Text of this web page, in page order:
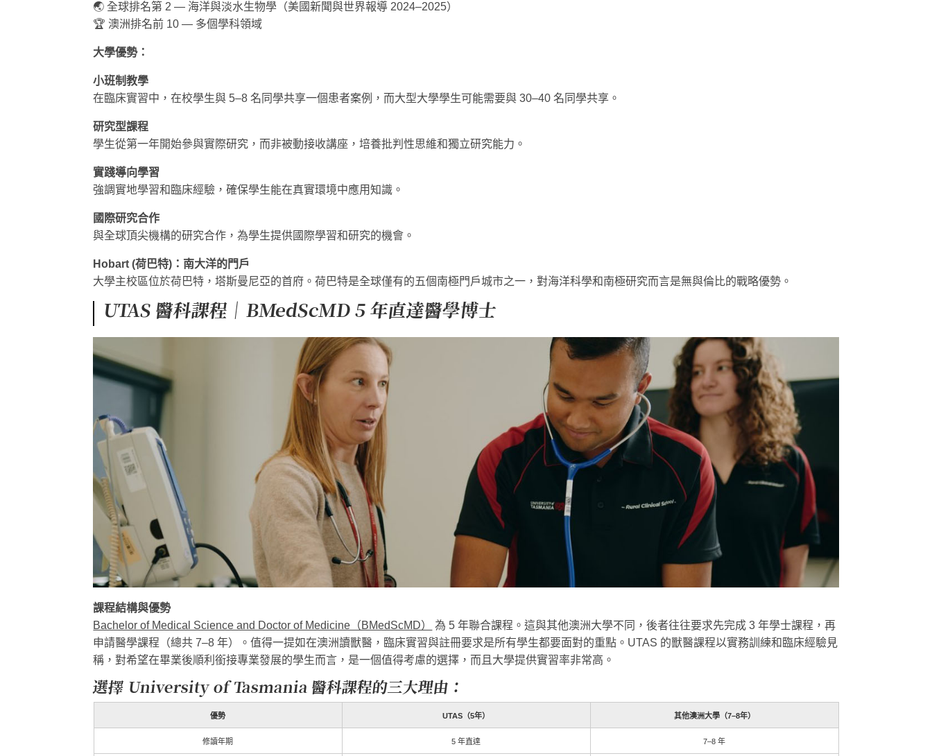
🌏 全球排名第 2 — 海洋與淡水生物學（美國新聞與世界報導 2024–2025）
🏆 澳洲排名前 10 — 多個學科領域
大學優勢：
小班制教學
在臨床實習中，在校學生與 5–8 名同學共享一個患者案例，而大型大學學生可能需要與 30–40 名同學共享。
研究型課程
學生從第一年開始參與實際研究，而非被動接收講座，培養批判性思維和獨立研究能力。
實踐導向學習
強調實地學習和臨床經驗，確保學生能在真實環境中應用知識。
國際研究合作
與全球頂尖機構的研究合作，為學生提供國際學習和研究的機會。
Hobart (荷巴特)：南大洋的門戶
大學主校區位於荷巴特，塔斯曼尼亞的首府。荷巴特是全球僅有的五個南極門戶城市之一，對海洋科學和南極研究而言是無與倫比的戰略優勢。
UTAS 醫科課程｜BMedScMD 5 年直達醫學博士
課程結構與優勢
Bachelor of Medical Science and Doctor of Medicine（BMedScMD）
為 5 年聯合課程。這與其他澳洲大學不同，後者往往要求先完成 3 年學士課程，再
申請醫學課程（總共 7–8 年）。值得一提如在澳洲讀獸醫，臨床實習與註冊要求是所有學生都要面對的重點。UTAS 的獸醫課程以實務訓練和臨床經驗見
稱，對希望在畢業後順利銜接專業發展的學生而言，是一個值得考慮的選擇，而且大學提供實習率非常高。
選擇 University of Tasmania 醫科課程的三大理由：
優勢 UTAS（5年） 其他澳洲大學（7–8年）
修讀年期 5 年直達 7–8 年